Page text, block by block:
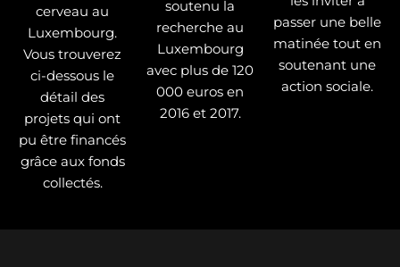
cerveau au
Luxembourg.
Vous trouverez
ci-dessous le
détail des
projets qui ont
pu être financés
grâce aux fonds
collectés.
soutenu la
recherche au
Luxembourg
avec plus de 120
000 euros en
2016 et 2017.
passer une belle
matinée tout en
soutenant une
action sociale.